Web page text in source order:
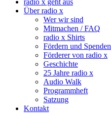
radio x geht aus
Über radio x
Wer wir sind
Mitmachen / FAQ
radio x Shirts
Fördern und Spenden
Förderer von radio x
Geschichte
25 Jahre radio x
Audio Walk
Programmheft
Satzung
Kontakt